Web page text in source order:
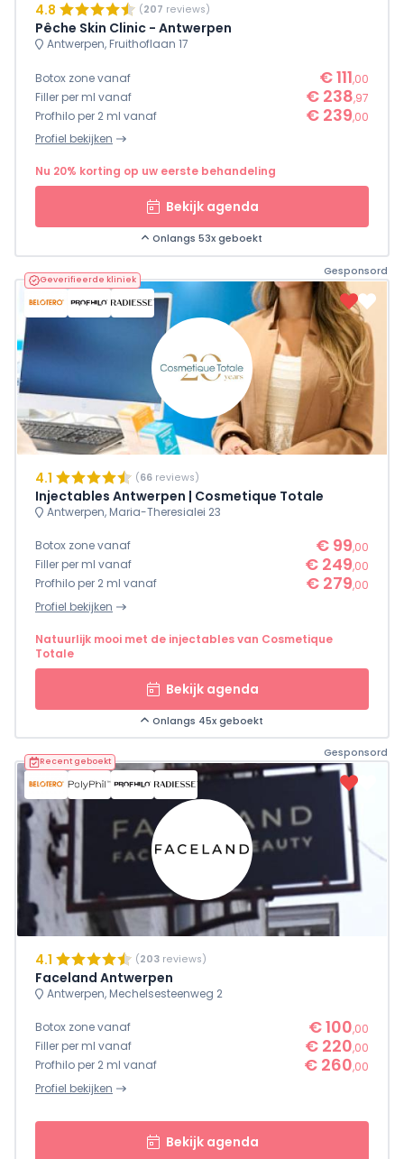
4.8 (207 reviews)
Pêche Skin Clinic - Antwerpen
Antwerpen, Fruithoflaan 17
Botox zone vanaf € 111,00
Filler per ml vanaf
€ 238,97
Profhilo per 2 ml vanaf
€ 239,00
Profiel bekijken
Nu 20% korting op uw eerste behandeling
Bekijk agenda
Onlangs 53x geboekt
Gesponsord
Geverifieerde kliniek
4.1 (66 reviews)
Injectables Antwerpen | Cosmetique Totale
Antwerpen, Maria-Theresialei 23
Botox zone vanaf € 99,00
Filler per ml vanaf
€ 249,00
Profhilo per 2 ml vanaf
€ 279,00
Profiel bekijken
Natuurlijk mooi met de injectables van Cosmetique
Totale
Bekijk agenda
Onlangs 45x geboekt
Gesponsord
Recent geboekt
4.1 (203 reviews)
Faceland Antwerpen
Antwerpen, Mechelsesteenweg 2
Botox zone vanaf € 100,00
Filler per ml vanaf
€ 220,00
Profhilo per 2 ml vanaf
€ 260,00
Profiel bekijken
Bekijk agenda